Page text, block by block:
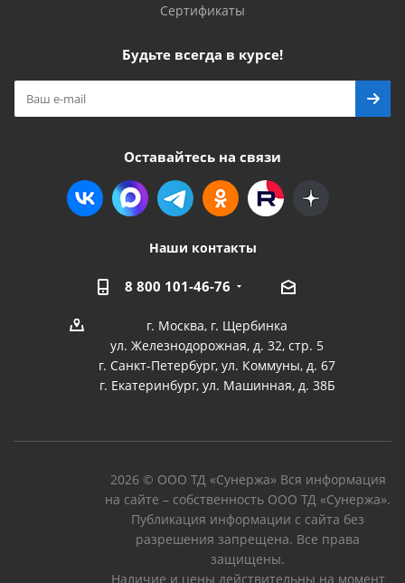
Сертификаты
Будьте всегда в курсе!
Оставайтесь на связи
Наши контакты
8 800 101-46-76
г. Москва, г. Щербинка
ул. Железнодорожная, д. 32, стр. 5
г. Санкт-Петербург, ул. Коммуны, д. 67
г. Екатеринбург, ул. Машинная, д. 38Б
2026 © ООО ТД «Сунержа» Вся информация
на сайте – собственность ООО ТД «Сунержа».
Публикация информации с сайта без
разрешения запрещена. Все права
защищены.
Наличие и цены действительны на момент